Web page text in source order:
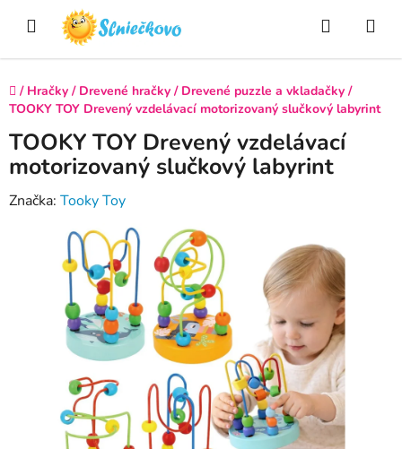
Hľadať
Domov
/ Hračky / Drevené hračky / Drevené puzzle a vkladačky /
TOOKY TOY Drevený vzdelávací motorizovaný slučkový labyrint
TOOKY TOY Drevený vzdelávací
motorizovaný slučkový labyrint
Značka: Tooky Toy